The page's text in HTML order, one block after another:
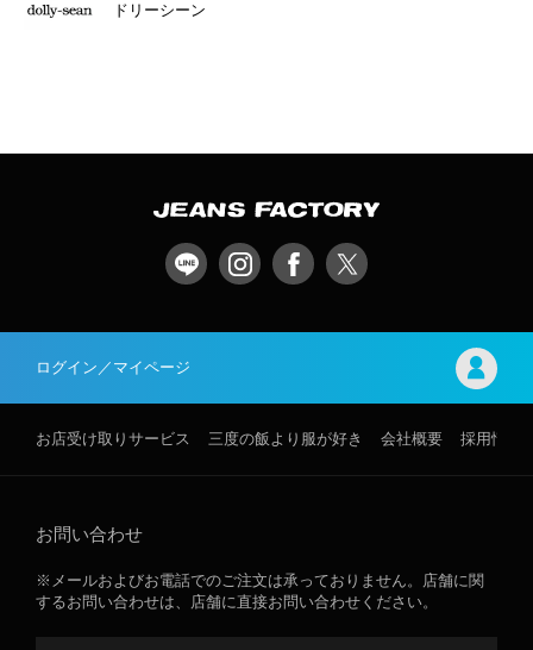
ドリーシーン
ログイン／マイページ
お店受け取りサービス 三度の飯より服が好き 会社概要 採用情報
お問い合わせ
※メールおよびお電話でのご注文は承っておりません。店舗に関
するお問い合わせは、店舗に直接お問い合わせください。